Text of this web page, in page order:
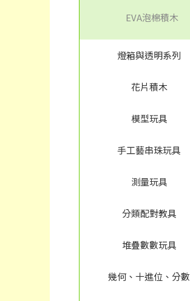
EVA泡棉積木
燈箱與透明系列
花片積木
模型玩具
手工藝串珠玩具
測量玩具
分類配對教具
堆疊數數玩具
幾何、十進位、分數